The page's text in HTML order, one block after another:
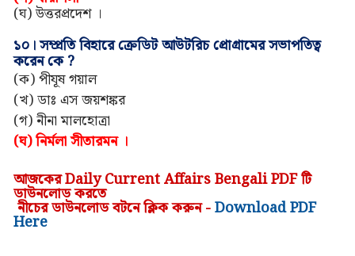
(ঘ)উত্তরপ্রদেশ ।
১০।সম্প্রতি বিহারে ক্রেডিট আউটরিচ প্রোগ্রামের সভাপতিত্ব
করেন কে ?
(ক) পীযূষ গয়াল
(খ) ডাঃ এস জয়শঙ্কর
(গ) নীনা মালহোত্রা
(ঘ) নির্মলা সীতারমন ।
আজকের Daily Current Affairs Bengali PDF টি
ডাউনলোড করতে
নীচের ডাউনলোড বটনে ক্লিক করুন-Download PDF
Here